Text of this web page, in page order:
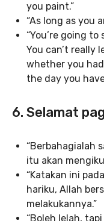
you paint.”
“As long as you
“You’re going
You can’t really
whether you
the day you
6. Selamat
“Berbahagialah
itu akan
“Katakan ini
hariku, Allah
melakukannya.”
“Boleh lelah,